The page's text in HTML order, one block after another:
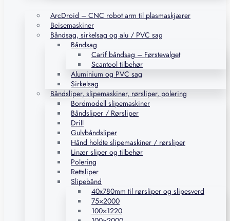
ArcDroid – CNC robot arm til plasmaskjærer
Beisemaskiner
Båndsag, sirkelsag og alu / PVC sag
Båndsag
Carif båndsag – Førstevalget
Scantool tilbehør
Aluminium og PVC sag
Sirkelsag
Båndsliper, slipemaskiner, rørsliper, polering
Bordmodell slipemaskiner
Båndsliper / Rørsliper
Drill
Gulvbåndsliper
Hånd holdte slipemaskiner / rørsliper
Linær sliper og tilbehør
Polering
Rettsliper
Slipebånd
40x780mm til rørsliper og slipesverd
75×2000
100×1220